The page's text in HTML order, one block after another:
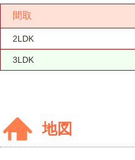
間取
2LDK
3LDK
地図